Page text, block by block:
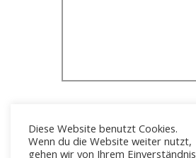
Diese Website benutzt Cookies.
Wenn du die Website weiter nutzt,
gehen wir von Ihrem Einverständnis